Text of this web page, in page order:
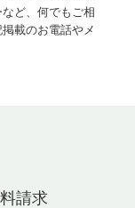
ど、何でもご相
載のお電話やメ
請求